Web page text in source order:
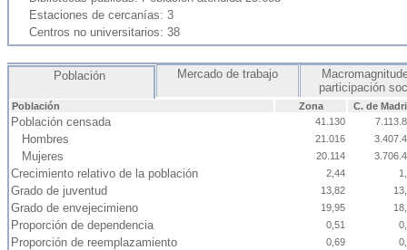
Estaciones de cercanías: 3
Centros no universitarios: 38
Población Mercado de trabajo
participación
Población Zona C. de
Población censada 41.130
Hombres 21.016
Mujeres 20.114
Crecimiento relativo de la población 2,44
Grado de juventud 13,82
Grado de envejecimieno 19,95
Proporción de dependencia 0,51
Proporción de reemplazamiento 0,69